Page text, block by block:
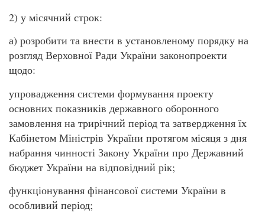
2) у місячний строк:
а) розробити та внести в установленому порядку на
розгляд Верховної Ради України законопроекти
щодо:
упровадження системи формування проекту
основних показників державного оборонного
замовлення на трирічний період та затвердження їх
Кабінетом Міністрів України протягом місяця з дня
набрання чинності Закону України про Державний
бюджет України на відповідний рік;
функціонування фінансової системи України в
особливий період;